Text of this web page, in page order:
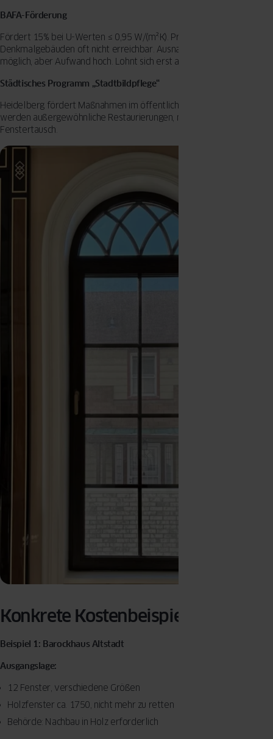
BAFA-Förderung
Fördert 15% bei U-Werten ≤ 0,95 W/(m²·K). Problem: In
Denkmalgebäuden oft nicht erreichbar. Ausnahmen über §105 GEG
möglich, aber Aufwand hoch. Lohnt sich erst ab 10+ Fenstern.
Städtisches Programm „Stadtbildpflege“
Heidelberg fördert Maßnahmen im öffentlichen Interesse. Gefördert
werden außergewöhnliche Restaurierungen, nicht Standard-
Fenstertausch.
Konkrete Kostenbeispiele
Beispiel 1: Barockhaus Altstadt
Ausgangslage:
12 Fenster, verschiedene Größen
Holzfenster ca. 1750, nicht mehr zu retten
Behörde: Nachbau in Holz erforderlich